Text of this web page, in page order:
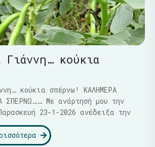
Γιάννη… κούκια
κούκια σπέρνω! ΚΑΛΗΜΕΡΑ
ΣΠΕΡΝΩ…… Με ανάρτησή μου την
23-1-2026 ανέδειξα την